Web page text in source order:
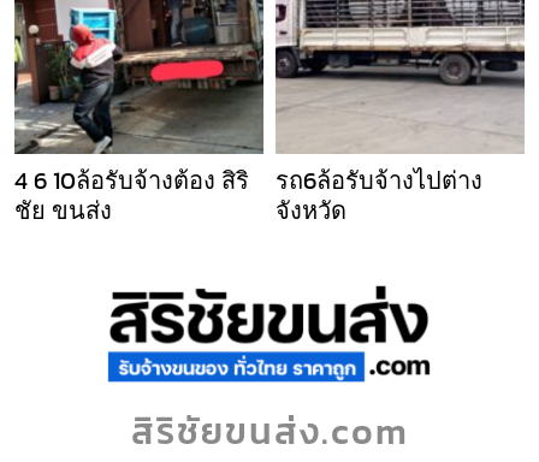
4 6 10ล้อรับจ้างต้อง สิริ
ชัย ขนส่ง
รถ6ล้อรับจ้างไปต่าง
จังหวัด
สิริชัยขนส่ง.com